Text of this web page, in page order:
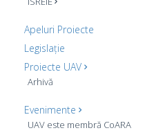
Apeluri Proiecte
Legislație
Proiecte UAV
Arhivă
Evenimente
UAV este membră CoARA